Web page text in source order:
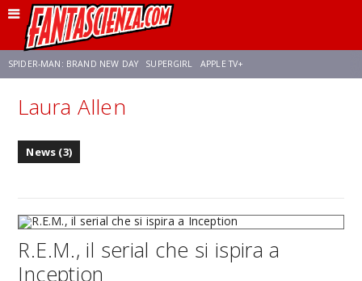
SPIDER-MAN: BRAND NEW DAY SUPERGIRL APPLE TV+
FRANCO RICCIARDIELLO ZENDAYA
Laura Allen
News (3)
R.E.M., il serial che si ispira a
Inception